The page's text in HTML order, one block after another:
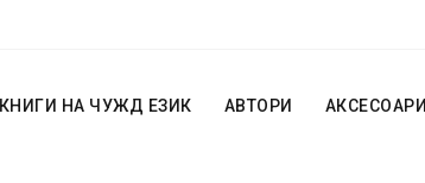
КНИГИ НА ЧУЖД ЕЗИК АВТОРИ АКСЕСОАРИ